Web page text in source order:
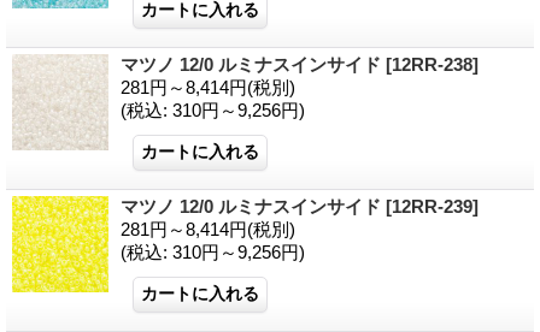
マツノ 12/0 ルミナスインサイド [12RR-238]
281円～8,414円(税別)
(税込: 310円～9,256円)
マツノ 12/0 ルミナスインサイド [12RR-239]
281円～8,414円(税別)
(税込: 310円～9,256円)